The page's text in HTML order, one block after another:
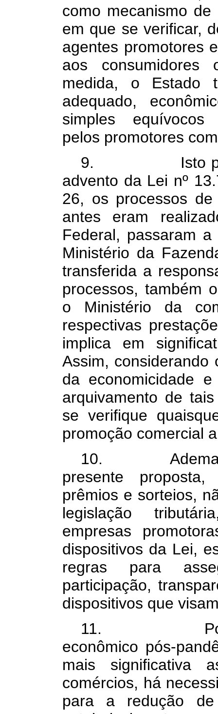
como mecanismo
em que se verificar,
agentes promotores
aos
medida, o Estado
adequado,
simples equívocos
pelos promotores
9. Isto posto,
advento da Lei nº
26, os processos
antes eram
Federal, passaram
Ministério da
transferida a
processos, também
o Ministério da
respectivas
implica em
Assim, considerando
da economicidade
arquivamento de
se verifique
promoção comercial
10. Ademais,
presente
prêmios e sorteios,
legislação
empresas
dispositivos da Lei,
regras para
participação,
dispositivos que
11. Por fim,
econômico pós-
mais significativa
comércios, há
para a redução de